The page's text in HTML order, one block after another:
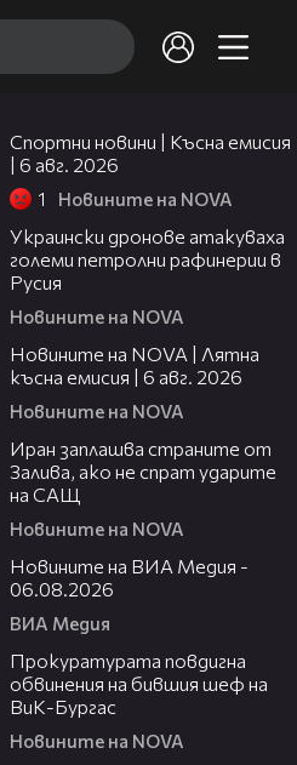
Спортни новини | Късна емисия
| 6 авг. 2026
1 Новините на NOVA
Украински дронове атакуваха
големи петролни рафинерии в
Русия
Новините на NOVA
Новините на NOVA | Лятна
късна емисия | 6 авг. 2026
Новините на NOVA
Иран заплашва страните от
Залива, ако не спрат ударите
на САЩ
Новините на NOVA
Новините на ВИА Медия -
06.08.2026
ВИА Медия
Прокуратурата повдигна
обвинения на бившия шеф на
ВиК-Бургас
Новините на NOVA